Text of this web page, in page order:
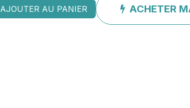
AJOUTER AU PANIER ACHETER